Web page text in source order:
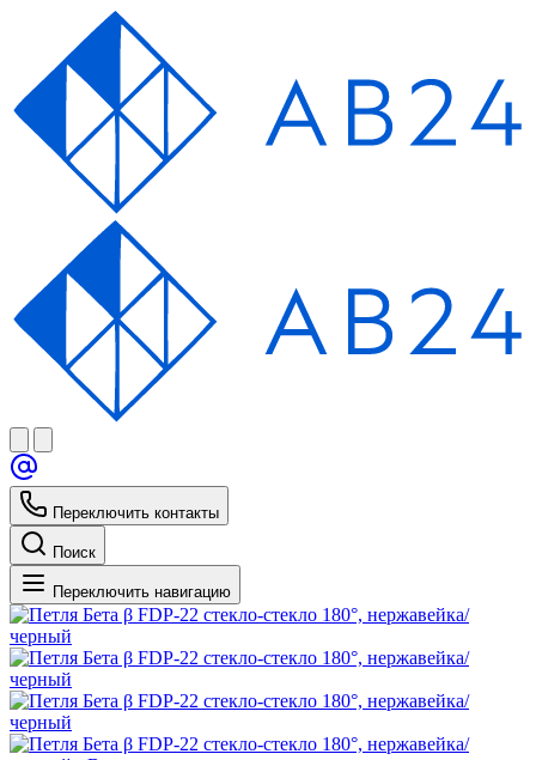
Переключить контакты
Поиск
Переключить навигацию